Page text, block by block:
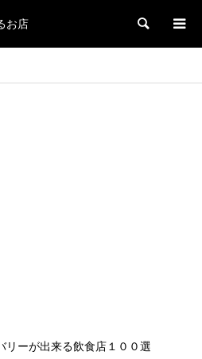
お店 検索
リーが出来る飲食店１００選